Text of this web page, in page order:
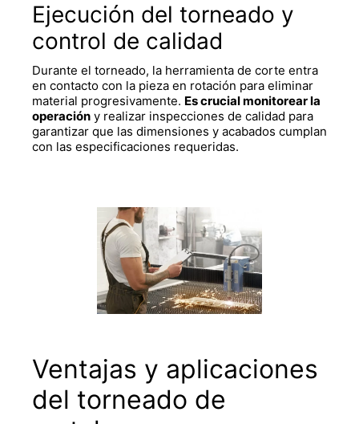
Ejecución del torneado y
control de calidad
Durante el torneado, la herramienta de corte entra
en contacto con la pieza en rotación para eliminar
material progresivamente. Es crucial monitorear la
operación y realizar inspecciones de calidad para
garantizar que las dimensiones y acabados cumplan
con las especificaciones requeridas.
Ventajas y aplicaciones
del torneado de